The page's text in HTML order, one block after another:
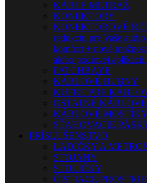
KÁBLE METRÁŽ
KONEKTORY
KONEKTOROVÉ
redukciu pre Vaše
komfort + nové
alebo pódiovej aplikácii.
PATCHBAYE
KÁBLOVÉ BUBNY
KUFRE PRE
OSTATNÉ
KÁBLOVÉ MOSTÍKY
SŤAHOVACIE
PRÍSLUŠENSTVO
LADIČKY A
STOJANY
STOLIČKY
ČISTIACE